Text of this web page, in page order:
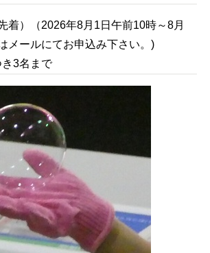
着）（2026年8月1日午前10時～8月
メールにてお申込み下さい。)
3名まで